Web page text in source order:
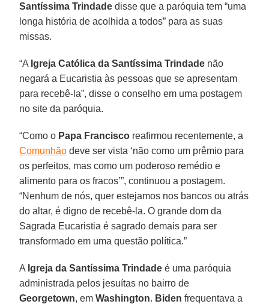
Santíssima Trindade disse que a paróquia tem “uma
longa história de acolhida a todos” para as suas
missas.
“A Igreja Católica da Santíssima Trindade não
negará a Eucaristia às pessoas que se apresentam
para recebê-la”, disse o conselho em uma postagem
no site da paróquia.
“Como o Papa Francisco reafirmou recentemente, a
Comunhão deve ser vista ‘não como um prêmio para
os perfeitos, mas como um poderoso remédio e
alimento para os fracos’”, continuou a postagem.
“Nenhum de nós, quer estejamos nos bancos ou atrás
do altar, é digno de recebê-la. O grande dom da
Sagrada Eucaristia é sagrado demais para ser
transformado em uma questão política.”
A Igreja da Santíssima Trindade é uma paróquia
administrada pelos jesuítas no bairro de
Georgetown, emWashington. Biden frequentava a